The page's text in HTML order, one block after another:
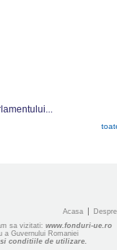
Acasa
sa vizitati: www.fonduri-ue.ro
a Guvernului Romaniei
conditiile de utilizare.